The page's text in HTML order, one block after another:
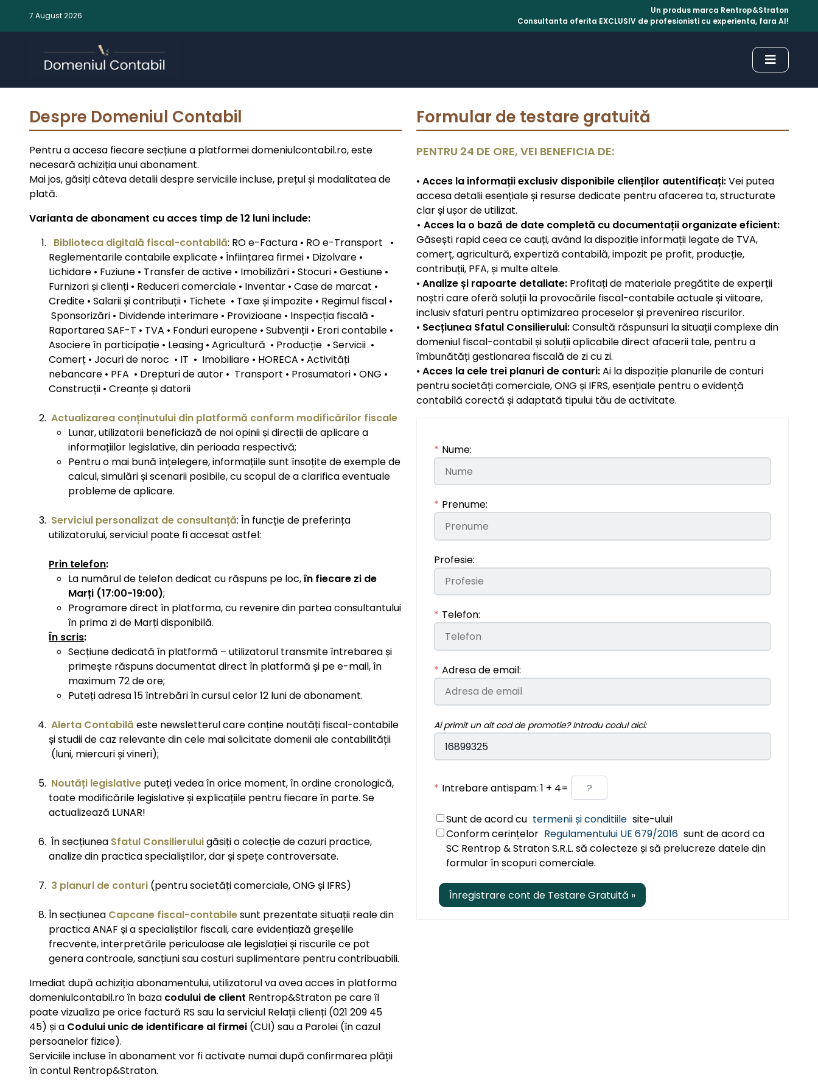
7 August 2026
Un produs marca Rentrop&Straton
Consultanta oferita EXCLUSIV de profesionisti cu experienta, fara AI!
Despre Domeniul Contabil
Pentru a accesa fiecare secțiune a platformei domeniulcontabil.ro, este
necesară achiziția unui abonament.
Mai jos, găsiți câteva detalii despre serviciile incluse, prețul și modalitatea de
plată.
Varianta de abonament cu acces timp de 12 luni include:
Biblioteca digitală fiscal-contabilă: RO e-Factura • RO e-Transport •
Reglementarile contabile explicate • Înființarea firmei • Dizolvare •
Lichidare • Fuziune • Transfer de active • Imobilizări • Stocuri • Gestiune •
Furnizori și clienți • Reduceri comerciale • Inventar • Case de marcat •
Credite • Salarii și contribuții • Tichete • Taxe și impozite • Regimul fiscal •
Sponsorizări • Dividende interimare • Provizioane • Inspecția fiscală •
Raportarea SAF-T • TVA • Fonduri europene • Subvenții • Erori contabile •
Asociere în participație • Leasing • Agricultură • Producție • Servicii •
Comerț • Jocuri de noroc • IT • Imobiliare • HORECA • Activități
nebancare • PFA • Drepturi de autor • Transport • Prosumatori • ONG •
Construcții • Creanțe și datorii
Actualizarea conținutului din platformă conform modificărilor fiscale
Lunar, utilizatorii beneficiază de noi opinii și direcții de aplicare a
informațiilor legislative, din perioada respectivă;
Pentru o mai bună înțelegere, informațiile sunt însoțite de exemple de
calcul, simulări și scenarii posibile, cu scopul de a clarifica eventuale
probleme de aplicare.
Serviciul personalizat de consultanță: În funcție de preferința
utilizatorului, serviciul poate fi accesat astfel:
Prin telefon:
La numărul de telefon dedicat cu răspuns pe loc,în fiecare zi de
Marți (17:00-19:00);
Programare direct în platforma, cu revenire din partea consultantului
în prima zi de Marți disponibilă.
În scris:
Secțiune dedicată în platformă – utilizatorul transmite întrebarea și
primește răspuns documentat direct în platformă și pe e-mail, în
maximum 72 de ore;
Puteți adresa 15 întrebări în cursul celor 12 luni de abonament.
Alerta Contabilă este newsletterul care conține noutăți fiscal-contabile
și studii de caz relevante din cele mai solicitate domenii ale contabilității
(luni, miercuri și vineri);
Noutăți legislative puteți vedea în orice moment, în ordine cronologică,
toate modificările legislative și explicațiile pentru fiecare în parte. Se
actualizează LUNAR!
În secțiunea Sfatul Consilieruluigăsiți o colecție de cazuri practice,
analize din practica specialiștilor, dar și spețe controversate.
3 planuri de conturi (pentru societăți comerciale, ONG și IFRS)
În secțiunea Capcane fiscal-contabilesunt prezentate situații reale din
practica ANAF și a specialiștilor fiscali, care evidențiază greșelile
frecvente, interpretările periculoase ale legislației și riscurile ce pot
genera controale, sancțiuni sau costuri suplimentare pentru contribuabili.
Imediat după achiziția abonamentului, utilizatorul va avea acces în platforma
domeniulcontabil.ro în baza codului de client Rentrop&Straton pe care îl
poate vizualiza pe orice factură RS sau la serviciul Relații clienți (021 209 45
45) și a Codului unic de identificare al firmei (CUI) sau a Parolei (în cazul
persoanelor fizice).
Serviciile incluse în abonament vor fi activate numai după confirmarea plății
în contul Rentrop&Straton.
Formular de testare gratuită
PENTRU 24 DE ORE, VEI BENEFICIA DE:
• Acces la informații exclusiv disponibile clienților autentificați:Vei putea
accesa detalii esențiale și resurse dedicate pentru afacerea ta, structurate
clar și ușor de utilizat.
• Acces la o bază de date completă cu documentații organizate eficient:
Găsești rapid ceea ce cauți, având la dispoziție informații legate de TVA,
comerț, agricultură, expertiză contabilă, impozit pe profit, producție,
contribuții, PFA, și multe altele.
• Analize și rapoarte detaliate: Profitați de materiale pregătite de experții
noștri care oferă soluții la provocările fiscal-contabile actuale și viitoare,
inclusiv sfaturi pentru optimizarea proceselor și prevenirea riscurilor.
• Secțiunea Sfatul Consilierului:Consultă răspunsuri la situații complexe din
domeniul fiscal-contabil și soluții aplicabile direct afacerii tale, pentru a
îmbunătăți gestionarea fiscală de zi cu zi.
• Acces la cele trei planuri de conturi:Ai la dispoziție planurile de conturi
pentru societăți comerciale, ONG și IFRS, esențiale pentru o evidență
contabilă corectă și adaptată tipului tău de activitate.
* Nume:
* Prenume:
Profesie:
* Telefon:
* Adresa de email:
Ai primit un alt cod de promotie? Introdu codul aici:
* Intrebare antispam: 1 + 4=
Sunt de acord cu termenii și conditiile site-ului!
Conform cerințelor Regulamentului UE 679/2016 sunt de acord ca
SC Rentrop & Straton S.R.L. să colecteze și să prelucreze datele din
formular în scopuri comerciale.